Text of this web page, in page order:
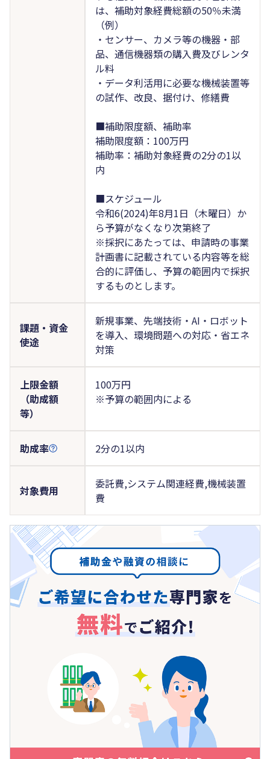
は、補助対象経費総額の50％未満
（例）
・センサー、カメラ等の機器・部
品、通信機器類の購入費及びレンタ
ル料
・データ利活用に必要な機械装置等
の試作、改良、据付け、修繕費
■補助限度額、補助率
補助限度額：100万円
補助率：補助対象経費の2分の1以
内
■スケジュール
令和6(2024)年8月1日（木曜日）か
ら予算がなくなり次第終了
※採択にあたっては、申請時の事業
計画書に記載されている内容等を総
合的に評価し、予算の範囲内で採択
するものとします。
課題・資金
使途
新規事業、先端技術・AI・ロボット
を導入、環境問題への対応・省エネ
対策
上限金額
（助成額
等）
100万円
※予算の範囲内による
助成率 2分の1以内
対象費用
委託費,システム関連経費,機械装置
費